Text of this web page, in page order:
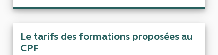
Le tarifs des formations proposées au
CPF